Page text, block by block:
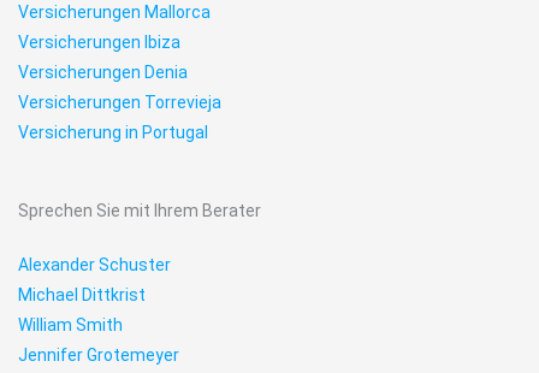
Versicherungen Mallorca
Versicherungen Ibiza
Versicherungen Denia
Versicherungen Torrevieja
Versicherung in Portugal
Sprechen Sie mit Ihrem Berater
Alexander Schuster
Michael Dittkrist
William Smith
Jennifer Grotemeyer